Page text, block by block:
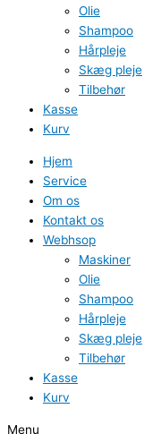
Olie
Shampoo
Hårpleje
Skæg pleje
Tilbehør
Kasse
Kurv
Hjem
Service
Om os
Kontakt os
Webhsop
Maskiner
Olie
Shampoo
Hårpleje
Skæg pleje
Tilbehør
Kasse
Kurv
Menu